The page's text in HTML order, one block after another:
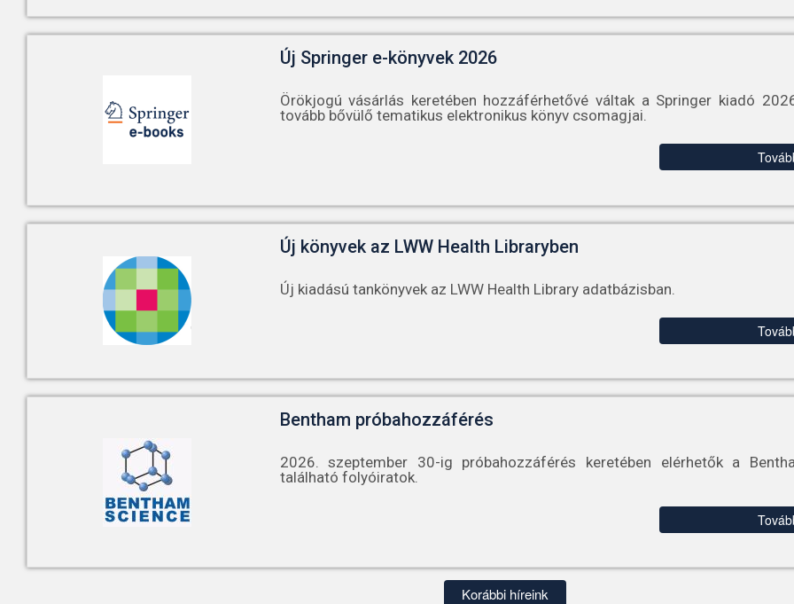
Új Springer e-könyvek 2026
Örökjogú vásárlás keretében hozzáférhetővé váltak a Springer kiadó
tovább bővülő tematikus elektronikus könyv csomagjai.
Új könyvek az LWW Health Libraryben
Új kiadású tankönyvek az LWW Health Library adatbázisban.
Bentham próbahozzáférés
2026. szeptember 30-ig próbahozzáférés keretében elérhetők a
található folyóiratok.
Korábbi híreink